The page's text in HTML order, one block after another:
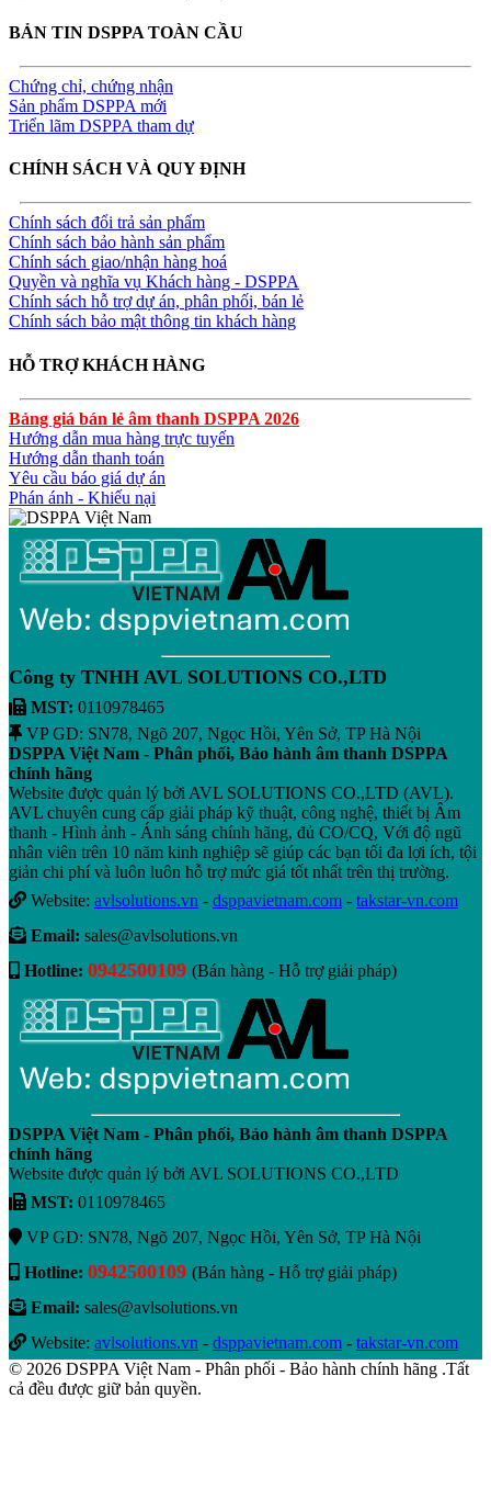
BẢN TIN DSPPA TOÀN CẦU
Chứng chỉ, chứng nhận
Sản phẩm DSPPA mới
Triển lãm DSPPA tham dự
CHÍNH SÁCH VÀ QUY ĐỊNH
Chính sách đổi trả sản phẩm
Chính sách bảo hành sản phẩm
Chính sách giao/nhận hàng hoá
Quyền và nghĩa vụ Khách hàng - DSPPA
Chính sách hỗ trợ dự án, phân phối, bán lẻ
Chính sách bảo mật thông tin khách hàng
HỖ TRỢ KHÁCH HÀNG
Bảng giá bán lẻ âm thanh DSPPA 2026
Hướng dẫn mua hàng trực tuyến
Hướng dẫn thanh toán
Yêu cầu báo giá dự án
Phán ánh - Khiếu nại
Công ty TNHH AVL SOLUTIONS CO.,LTD
MST: 0110978465
VP GD: SN78, Ngõ 207, Ngọc Hồi, Yên Sở, TP Hà Nội
DSPPA Việt Nam - Phân phối, Bảo hành âm thanh DSPPA
chính hãng
Website được quản lý bởi AVL SOLUTIONS CO.,LTD (AVL).
AVL chuyên cung cấp giải pháp kỹ thuật, công nghệ, thiết bị Âm
thanh - Hình ảnh - Ánh sáng chính hãng, đủ CO/CQ, Với độ ngũ
nhân viên trên 10 năm kinh nghiệp sẽ giúp các bạn tối đa lợi ích, tội
giản chi phí và luôn luôn hỗ trợ mức giá tốt nhất trên thị trường.
Website: avlsolutions.vn - dsppavietnam.com - takstar-vn.com
Email: sales@avlsolutions.vn
Hotline: 0942500109 (Bán hàng - Hỗ trợ giải pháp)
DSPPA Việt Nam - Phân phối, Bảo hành âm thanh DSPPA
chính hãng
Website được quản lý bởi AVL SOLUTIONS CO.,LTD
MST: 0110978465
VP GD: SN78, Ngõ 207, Ngọc Hồi, Yên Sở, TP Hà Nội
Hotline: 0942500109 (Bán hàng - Hỗ trợ giải pháp)
Email: sales@avlsolutions.vn
Website: avlsolutions.vn - dsppavietnam.com - takstar-vn.com
© 2026 DSPPA Việt Nam - Phân phối - Bảo hành chính hãng .Tất
cả đều được giữ bản quyền.